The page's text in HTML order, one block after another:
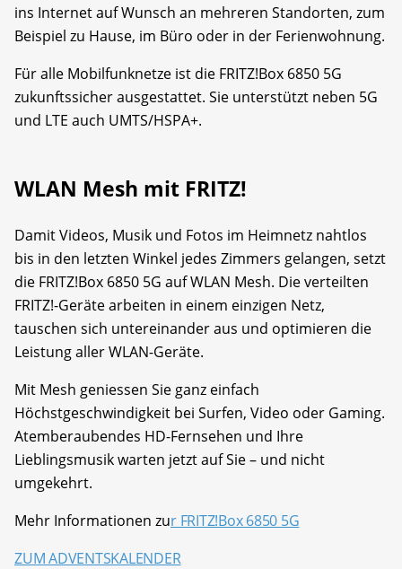
ins Internet auf Wunsch an mehreren Standorten, zum
Beispiel zu Hause, im Büro oder in der Ferienwohnung.
Für alle Mobilfunknetze ist die FRITZ!Box 6850 5G
zukunftssicher ausgestattet. Sie unterstützt neben 5G
und LTE auch UMTS/HSPA+.
WLAN Mesh mit FRITZ!
Damit Videos, Musik und Fotos im Heimnetz nahtlos
bis in den letzten Winkel jedes Zimmers gelangen, setzt
die FRITZ!Box 6850 5G auf WLAN Mesh. Die verteilten
FRITZ!-Geräte arbeiten in einem einzigen Netz,
tauschen sich untereinander aus und optimieren die
Leistung aller WLAN-Geräte.
Mit Mesh geniessen Sie ganz einfach
Höchstgeschwindigkeit bei Surfen, Video oder Gaming.
Atemberaubendes HD-Fernsehen und Ihre
Lieblingsmusik warten jetzt auf Sie – und nicht
umgekehrt.
Mehr Informationen zur FRITZ!Box 6850 5G
ZUM ADVENTSKALENDER